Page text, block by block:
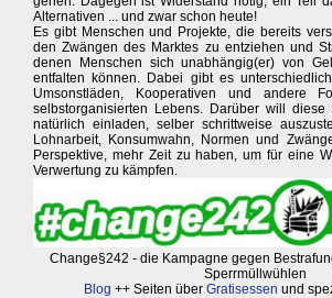
Alternativen ... und zwar schon heute!
Es gibt Menschen und Projekte, die bereits
den Zwängen des Marktes zu entziehen und
denen Menschen sich unabhängig(er) von
entfalten können. Dabei gibt es
Umsonstläden, Kooperativen und andere
selbstorganisierten Lebens. Darüber will
natürlich einladen, selber schrittweise
Lohnarbeit, Konsumwahn, Normen und
Perspektive, mehr Zeit zu haben, um für eine
Verwertung zu kämpfen.
Change§242 - die Kampagne gegen
Sperrmüllwühlen
Blog ++ Seiten über Gratisessen und